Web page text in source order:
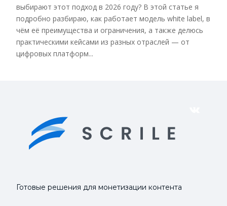
выбирают этот подход в 2026 году? В этой статье я
подробно разбираю, как работает модель white label, в
чём её преимущества и ограничения, а также делюсь
практическими кейсами из разных отраслей — от
цифровых платформ...
Готовые решения для монетизации контента